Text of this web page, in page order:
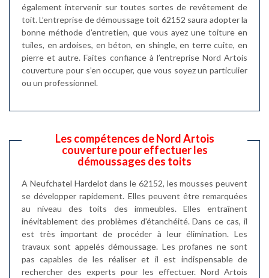
également intervenir sur toutes sortes de revêtement de
toit. L’entreprise de démoussage toit 62152 saura adopter la
bonne méthode d’entretien, que vous ayez une toiture en
tuiles, en ardoises, en béton, en shingle, en terre cuite, en
pierre et autre. Faites confiance à l’entreprise Nord Artois
couverture pour s’en occuper, que vous soyez un particulier
ou un professionnel.
Les compétences de Nord Artois
couverture pour effectuer les
démoussages des toits
A Neufchatel Hardelot dans le 62152, les mousses peuvent
se développer rapidement. Elles peuvent être remarquées
au niveau des toits des immeubles. Elles entraînent
inévitablement des problèmes d'étanchéité. Dans ce cas, il
est très important de procéder à leur élimination. Les
travaux sont appelés démoussage. Les profanes ne sont
pas capables de les réaliser et il est indispensable de
rechercher des experts pour les effectuer. Nord Artois